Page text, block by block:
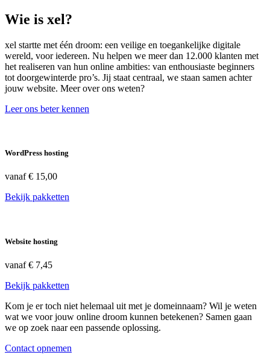
Wie is xel?
xel startte met één droom: een veilige en toegankelijke digitale
wereld, voor iedereen. Nu helpen we meer dan 12.000 klanten met
het realiseren van hun online ambities: van enthousiaste beginners
tot doorgewinterde pro’s. Jij staat centraal, we staan samen achter
jouw website. Meer over ons weten?
Leer ons beter kennen
WordPress hosting
vanaf€ 15,00
Bekijk pakketten
Website hosting
vanaf€ 7,45
Bekijk pakketten
Kom je er toch niet helemaal uit met je domeinnaam? Wil je weten
wat we voor jouw online droom kunnen betekenen? Samen gaan
we op zoek naar een passende oplossing.
Contact opnemen